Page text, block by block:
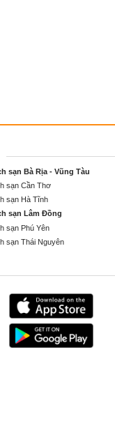
sạn Bà Rịa - Vũng Tàu
sạn Cần Thơ
sạn Hà Tĩnh
sạn Lâm Đồng
sạn Phú Yên
sạn Thái Nguyên